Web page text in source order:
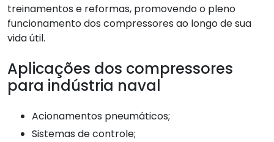
treinamentos e reformas, promovendo o pleno
funcionamento dos compressores ao longo de sua
vida útil.
Aplicações dos compressores
para indústria naval
Acionamentos pneumáticos;
Sistemas de controle;